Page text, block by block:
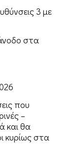
3 με
στα
που
–
και θα
κυρίως στα